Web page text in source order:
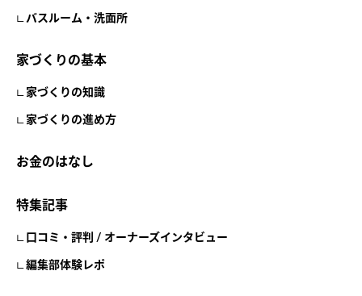
バスルーム・洗面所
家づくりの基本
家づくりの知識
家づくりの進め方
お金のはなし
特集記事
口コミ・評判 / オーナーズインタビュー
編集部体験レポ